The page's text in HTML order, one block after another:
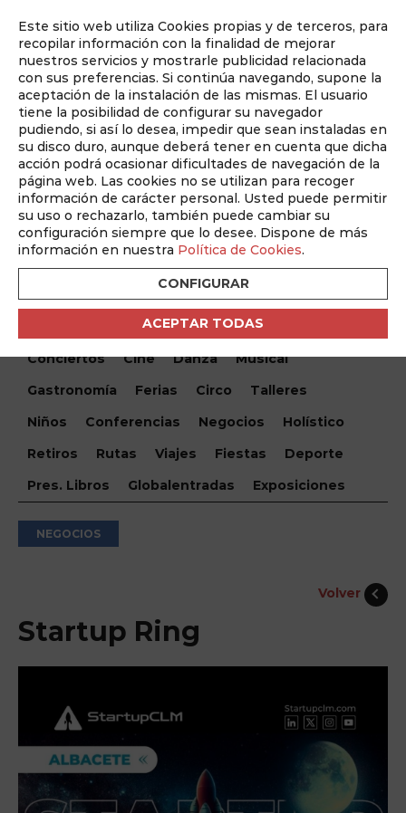
Este sitio web utiliza Cookies propias y de terceros, para
recopilar información con la finalidad de mejorar
nuestros servicios y mostrarle publicidad relacionada
con sus preferencias. Si continúa navegando, supone la
aceptación de la instalación de las mismas. El usuario
tiene la posibilidad de configurar su navegador
pudiendo, si así lo desea, impedir que sean instaladas en
su disco duro, aunque deberá tener en cuenta que dicha
acción podrá ocasionar dificultades de navegación de la
página web. Las cookies no se utilizan para recoger
información de carácter personal. Usted puede permitir
su uso o rechazarlo, también puede cambiar su
configuración siempre que lo desee. Dispone de más
información en nuestra Política de Cookies.
CONFIGURAR
ACEPTAR TODAS
Auditado por
¿Qué hacemos hoy?
¿Qué hacemos hoy?/ Startup Ring
Encuentra tu evento
Monólogos Teatro
Festivales
Conciertos
Cine Danza
Musical
Gastronomía
Ferias Circo
Talleres
Niños
Conferencias Negocios
Holístico
Retiros
Rutas Viajes Fiestas
Deporte
Pres. Libros
Globalentradas Exposiciones
NEGOCIOS
Volver
Startup Ring